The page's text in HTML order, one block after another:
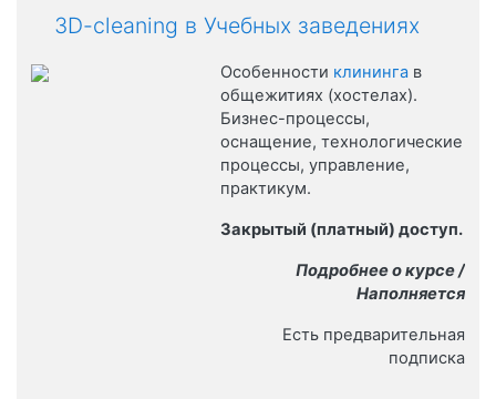
3D-cleaning в Учебных заведениях
Особенности клинингав
общежитиях (хостелах).
Бизнес-процессы,
оснащение, технологические
процессы, управление,
практикум.
Закрытый (платный) доступ.
Подробнее о курсе /
Наполняется
Есть предварительная
подписка